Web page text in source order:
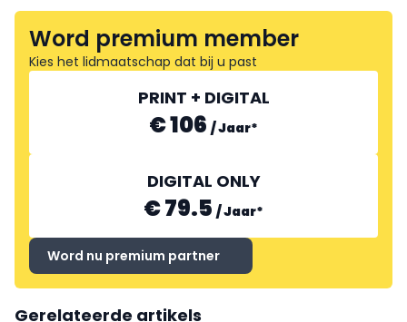
PREFLEX
Word premium member
Kies het lidmaatschap dat bij u past
PRINT + DIGITAL
€ 106 /Jaar*
DIGITAL ONLY
€ 79.5 /Jaar*
Word nu premium partner
Gerelateerde artikels